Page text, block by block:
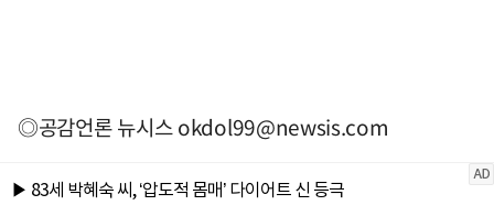
◎공감언론 뉴시스okdol99@newsis.com